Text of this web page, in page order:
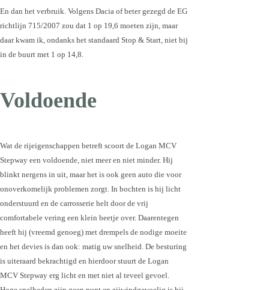
En dan het verbruik. Volgens Dacia of beter gezegd de EG
richtlijn 715/2007 zou dat 1 op 19,6 moeten zijn, maar
daar kwam ik, ondanks het standaard Stop & Start, niet bij
in de buurt met 1 op 14,8.
Voldoende
Wat de rijeigenschappen betreft scoort de Logan MCV
Stepway een voldoende, niet meer en niet minder. Hij
blinkt nergens in uit, maar het is ook geen auto die voor
onoverkomelijk problemen zorgt. In bochten is hij licht
onderstuurd en de carrosserie helt door de vrij
comfortabele vering een klein beetje over. Daarentegen
heeft hij (vreemd genoeg) met drempels de nodige moeite
en het devies is dan ook: matig uw snelheid. De besturing
is uiteraard bekrachtigd en hierdoor stuurt de Logan
MCV Stepway erg licht en met niet al teveel gevoel.